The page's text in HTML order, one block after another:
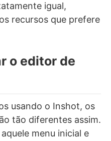
igual,
recursos que prefere
o editor de
usando o Inshot, os
tão diferentes assim.
menu inicial e